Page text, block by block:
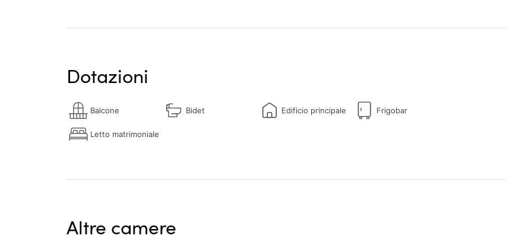
Dotazioni
Balcone Bidet Edificio principale Frigobar
Letto matrimoniale
Altre camere